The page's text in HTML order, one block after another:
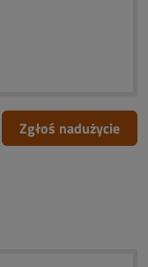
Zgłoś nadużycie